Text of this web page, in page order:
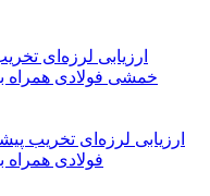
ارزیابی لرزه‌ای تخریب
فولادی